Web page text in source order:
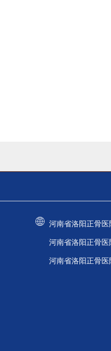
河南省洛阳正骨
河南省洛阳正骨
河南省洛阳正骨